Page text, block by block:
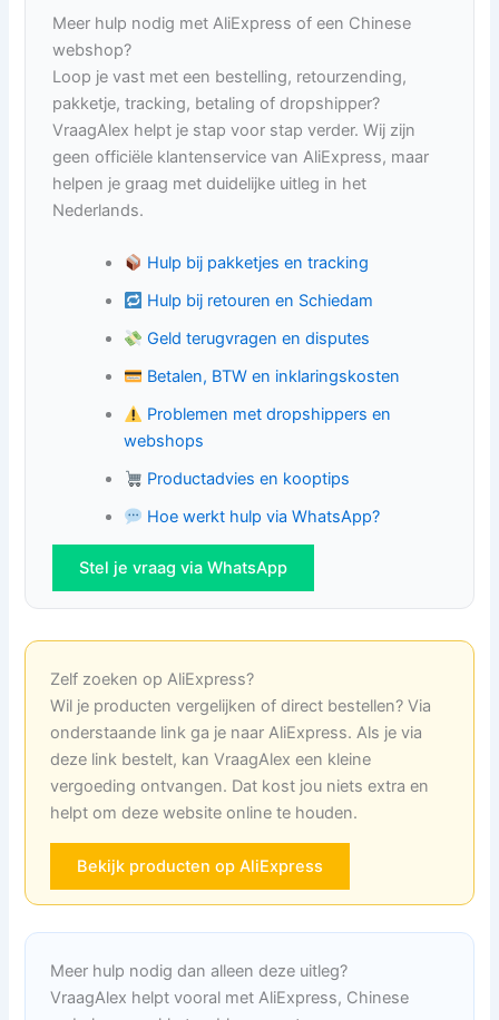
Meer hulp nodig met AliExpress of een Chinese
webshop?
Loop je vast met een bestelling, retourzending,
pakketje, tracking, betaling of dropshipper?
VraagAlex helpt je stap voor stap verder. Wij zijn
geen officiële klantenservice van AliExpress, maar
helpen je graag met duidelijke uitleg in het
Nederlands.
Hulp bij pakketjes en tracking
Hulp bij retouren en Schiedam
Geld terugvragen en disputes
Betalen, BTW en inklaringskosten
Problemen met dropshippers en
webshops
Productadvies en kooptips
Hoe werkt hulp via WhatsApp?
Stel je vraag via WhatsApp
Zelf zoeken op AliExpress?
Wil je producten vergelijken of direct bestellen? Via
onderstaande link ga je naar AliExpress. Als je via
deze link bestelt, kan VraagAlex een kleine
vergoeding ontvangen. Dat kost jou niets extra en
helpt om deze website online te houden.
Bekijk producten op AliExpress
Meer hulp nodig dan alleen deze uitleg?
VraagAlex helpt vooral met AliExpress, Chinese